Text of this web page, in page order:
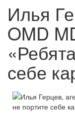
Илья
OMD
себе